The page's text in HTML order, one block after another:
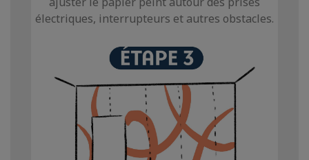
électriques, interrupteurs et autres obstacles.